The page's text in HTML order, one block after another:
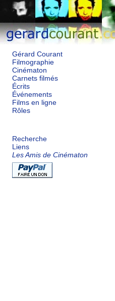
Gérard Courant
Filmographie
Cinématon
Carnets filmés
Écrits
Événements
Films en ligne
Rôles
Recherche
Liens
Les Amis de Cinématon